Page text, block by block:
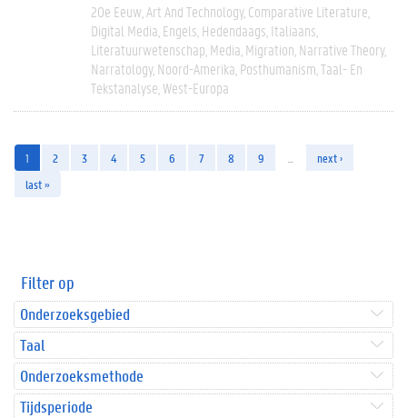
20e Eeuw Art And Technology Comparative Literature
Digital Media Engels Hedendaags Italiaans
Literatuurwetenschap Media Migration Narrative Theory
Narratology Noord-Amerika Posthumanism Taal- En
Tekstanalyse West-Europa
1 2 3 4 5 6 7 8 9
next ›
last »
Filter op
Onderzoeksgebied
Taal
Onderzoeksmethode
Tijdsperiode